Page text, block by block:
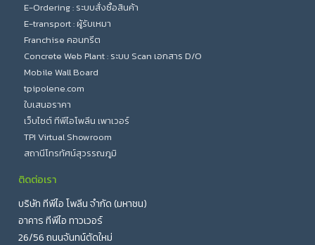
E-Ordering : ระบบสั่งซื้อสินค้า
E-transport : ผู้รับเหมา
Franchise คอนกรีต
Concrete Web Plant : ระบบ Scan เอกสาร D/O
Mobile Wall Board
tpipolene.com
ใบเสนอราคา
เว็บไซต์ ทีพีไอโพลีน เพาเวอร์
TPI Virtual Showroom
สถานีโทรทัศน์สุวรรณภูมิ
ติดต่อเรา
บริษัท ทีพีไอ โพลีน จำกัด (มหาชน)
อาคาร ทีพีไอ ทาวเวอร์
26/56 ถนนจันทน์ตัดใหม่